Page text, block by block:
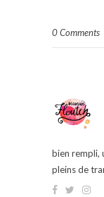
0 Comments
bien rempli,
pleins de